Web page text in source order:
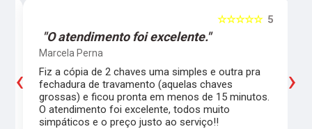
5
☆☆☆☆☆
"O atendimento foi excelente."
Marcela Perna
Fiz a cópia de 2 chaves uma simples e outra pra
fechadura de travamento (aquelas chaves
grossas) e ficou pronta em menos de 15 minutos.
O atendimento foi excelente, todos muito
simpáticos e o preço justo ao serviço!!
‹ ›